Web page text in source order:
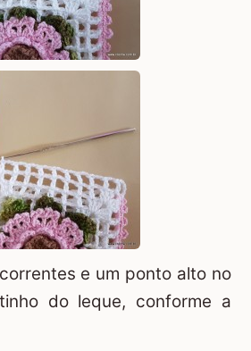
e um ponto alto no
do leque, conforme a